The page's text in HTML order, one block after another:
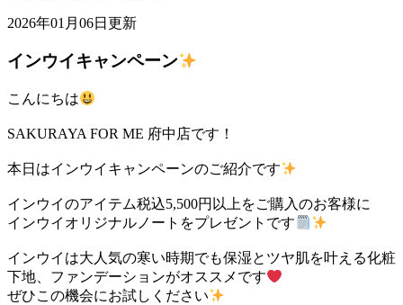
2026年01月06日更新
インウイキャンペーン
こんにちは
SAKURAYA FOR ME 府中店です！
本日はインウイキャンペーンのご紹介です
インウイのアイテム税込5,500円以上をご購入のお客様に
インウイオリジナルノートをプレゼントです
インウイは大人気の寒い時期でも保湿とツヤ肌を叶える化粧
下地、ファンデーションがオススメです
ぜひこの機会にお試しください